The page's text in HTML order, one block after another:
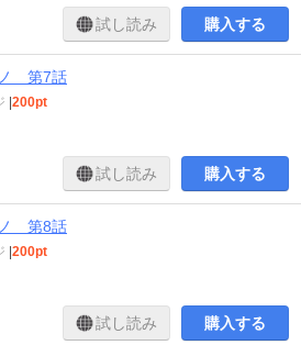
試し読み 購入する
第7話
200pt
試し読み 購入する
第8話
200pt
試し読み 購入する